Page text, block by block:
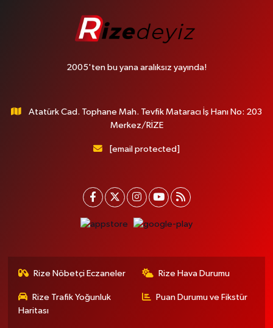
2005'ten bu yana aralıksız yayında!
Atatürk Cad. Tophane Mah. Tevfik Mataracı İş Hanı No: 203
Merkez/RİZE
[email protected]
Rize Nöbetçi Eczaneler Rize Hava Durumu
Rize Trafik Yoğunluk
Haritası
Puan Durumu ve Fikstür